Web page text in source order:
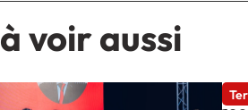
à voir aussi